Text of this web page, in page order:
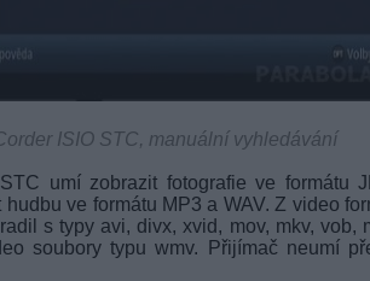
ISIO STC, manuální vyhledávání
umí zobrazit fotografie ve formátu
ve formátu MP3 a WAV. Z video
s typy avi, divx, xvid, mov, mkv, vob,
soubory typu wmv. Přijímač neumí